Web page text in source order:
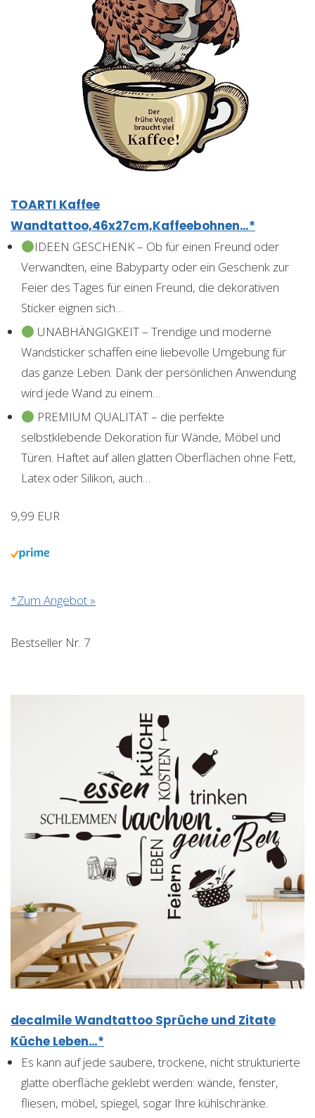
TOARTI Kaffee
Wandtattoo,46x27cm,Kaffeebohnen…*
IDEEN GESCHENK – Ob für einen Freund oder
Verwandten, eine Babyparty oder ein Geschenk zur
Feier des Tages für einen Freund, die dekorativen
Sticker eignen sich…
UNABHÄNGIGKEIT – Trendige und moderne
Wandsticker schaffen eine liebevolle Umgebung für
das ganze Leben. Dank der persönlichen Anwendung
wird jede Wand zu einem…
PREMIUM QUALITÄT – die perfekte
selbstklebende Dekoration für Wände, Möbel und
Türen. Haftet auf allen glatten Oberflächen ohne Fett,
Latex oder Silikon, auch…
9,99 EUR
*Zum Angebot »
Bestseller Nr. 7
decalmile Wandtattoo Sprüche und Zitate
Küche Leben…*
Es kann auf jede saubere, trockene, nicht strukturierte
glatte oberfläche geklebt werden: wände, fenster,
fliesen, möbel, spiegel, sogar Ihre kühlschränke.